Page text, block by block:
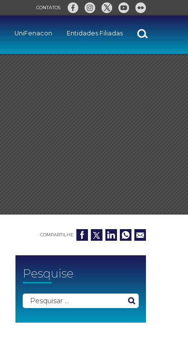
CONTATOS
UniFenacon Entidades Filiadas
COMPARTILHE
Pesquise